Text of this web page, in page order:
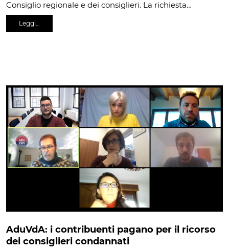
Consiglio regionale e dei consiglieri. La richiesta…
Leggi…
AduVdA: i contribuenti pagano per il ricorso
dei consiglieri condannati